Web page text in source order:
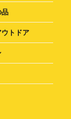
品
ウトドア